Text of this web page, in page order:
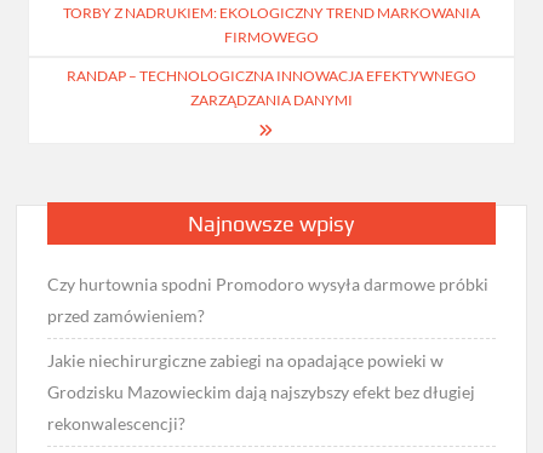
wpisu
TORBY Z NADRUKIEM: EKOLOGICZNY TREND MARKOWANIA
FIRMOWEGO
RANDAP – TECHNOLOGICZNA INNOWACJA EFEKTYWNEGO
ZARZĄDZANIA DANYMI
Najnowsze wpisy
Czy hurtownia spodni Promodoro wysyła darmowe próbki
przed zamówieniem?
Jakie niechirurgiczne zabiegi na opadające powieki w
Grodzisku Mazowieckim dają najszybszy efekt bez długiej
rekonwalescencji?